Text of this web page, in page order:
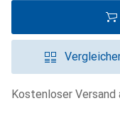
Kostenloser Versand